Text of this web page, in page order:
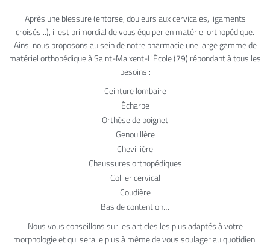
Rejoignez-
Après une blessure (entorse, douleurs aux cervicales, ligaments
croisés...), il est primordial de vous équiper en matériel orthopédique.
Ainsi nous proposons au sein de notre pharmacie une large gamme de
matériel orthopédique à Saint-Maixent-L'École (79) répondant à tous les
besoins :
Ceinture lombaire
Écharpe
Orthèse de poignet
Genouillère
Chevillière
Chaussures orthopédiques
Collier cervical
Coudière
Bas de contention…
Nous vous conseillons sur les articles les plus adaptés à votre
morphologie et qui sera le plus à même de vous soulager au quotidien.